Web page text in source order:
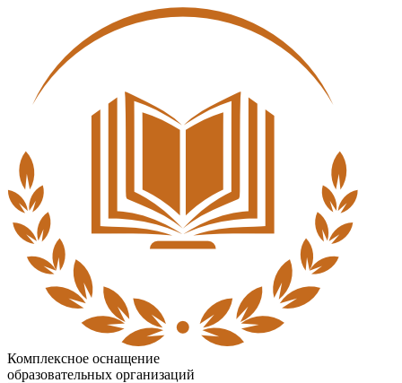
Комплексное оснащение
образовательных организаций